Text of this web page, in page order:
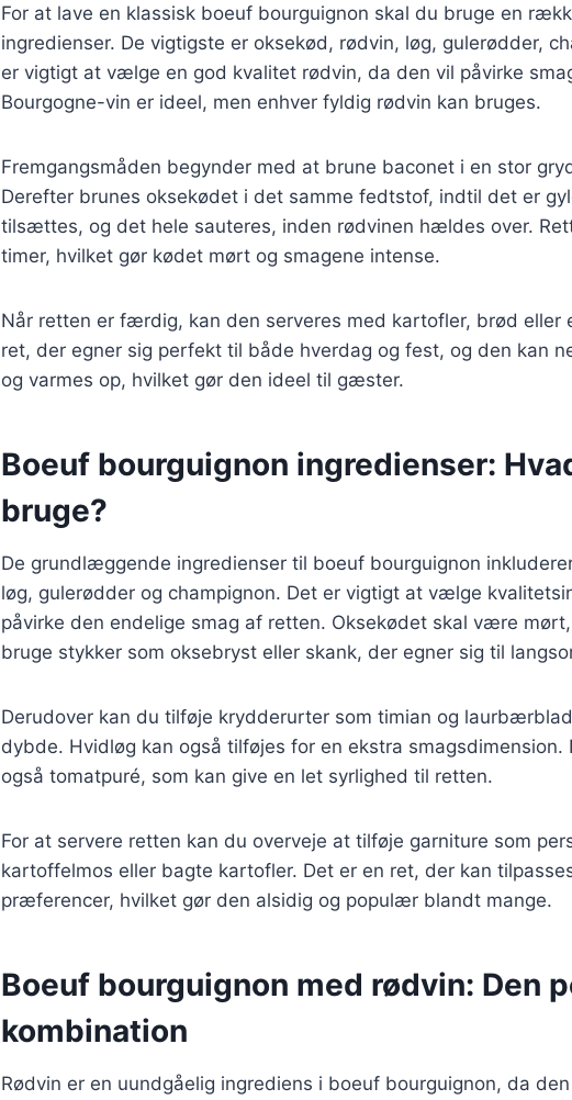
For at lave en klassisk boeuf bourguignon skal du bruge en
ingredienser. De vigtigste er oksekød, rødvin, løg, gulerødder,
er vigtigt at vælge en god kvalitet rødvin, da den vil påvirke
Bourgogne-vin er ideel, men enhver fyldig rødvin kan bruges.
Fremgangsmåden begynder med at brune baconet i en stor
Derefter brunes oksekødet i det samme fedtstof, indtil det er
tilsættes, og det hele sauteres, inden rødvinen hældes over.
timer, hvilket gør kødet mørt og smagene intense.
Når retten er færdig, kan den serveres med kartofler, brød eller
ret, der egner sig perfekt til både hverdag og fest, og den kan
og varmes op, hvilket gør den ideel til gæster.
Boeuf bourguignon ingredienser:
bruge?
De grundlæggende ingredienser til boeuf bourguignon
løg, gulerødder og champignon. Det er vigtigt at vælge
påvirke den endelige smag af retten. Oksekødet skal være
bruge stykker som oksebryst eller skank, der egner sig til
Derudover kan du tilføje krydderurter som timian og
dybde. Hvidløg kan også tilføjes for en ekstra
også tomatpuré, som kan give en let syrlighed til retten.
For at servere retten kan du overveje at tilføje garniture som
kartoffelmos eller bagte kartofler. Det er en ret, der kan
præferencer, hvilket gør den alsidig og populær blandt mange.
Boeuf bourguignon med rødvin: Den
kombination
Rødvin er en uundgåelig ingrediens i boeuf bourguignon, da